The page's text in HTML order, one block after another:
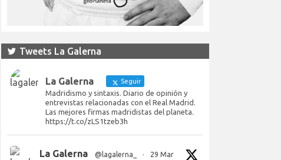
Tweets La Galerna
La Galerna Seguir
Madridismo y sintaxis. Diario de opinión y
entrevistas relacionadas con el Real Madrid.
Las mejores firmas madridistas del planeta.
https://t.co/zLS1tzeb3h
La Galerna @lagalerna_ · 29 Mar